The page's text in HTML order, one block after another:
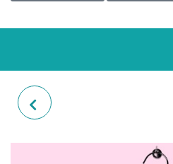
T-SHIRT ENFANT "JE PEUX